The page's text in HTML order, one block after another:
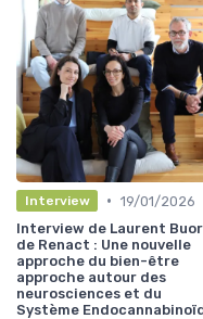
Interview • 19/01/2026
Interview de Laurent
de Renact : Une nouvelle
approche du bien-être
approche autour des
neurosciences et du
Système